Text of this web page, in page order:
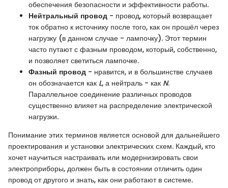
обеспечения безопасности и эффективности работы.
Нейтральный провод - провод, который возвращает
ток обратно к источнику после того, как он прошёл через
нагрузку (в данном случае - лампочку). Этот термин
часто путают с фазным проводом, который, собственно,
и позволяет светиться лампочке.
Фазный провод - нравится, и в большинстве случаев
он обозначается как L, а нейтраль - как N.
Параллельное соединение различных проводов
существенно влияет на распределение электрической
нагрузки.
Понимание этих терминов является основой для дальнейшего
проектирования и установки электрических схем. Каждый, кто
хочет научиться настраивать или модернизировать свои
электроприборы, должен быть в состоянии отличить один
провод от другого и знать, как они работают в системе.